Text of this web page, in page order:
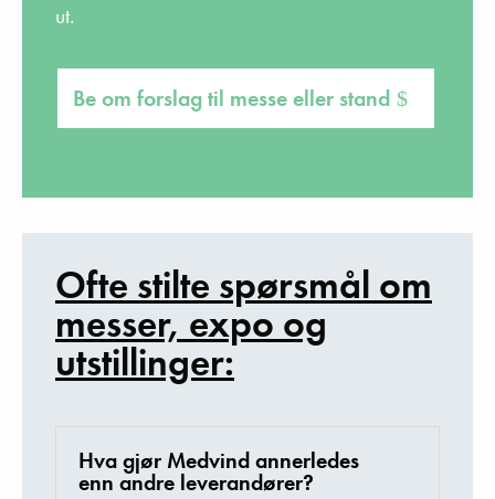
ut.
Be om forslag til messe eller stand
Ofte stilte spørsmål om
messer, expo og
utstillinger:
Hva gjør Medvind annerledes
enn andre leverandører?